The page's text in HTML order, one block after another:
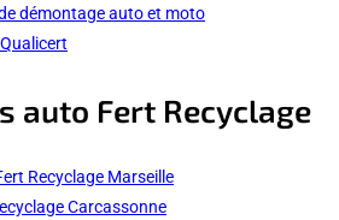
démontage auto et moto
auto Fert Recyclage
Recyclage Marseille
Carcassonne